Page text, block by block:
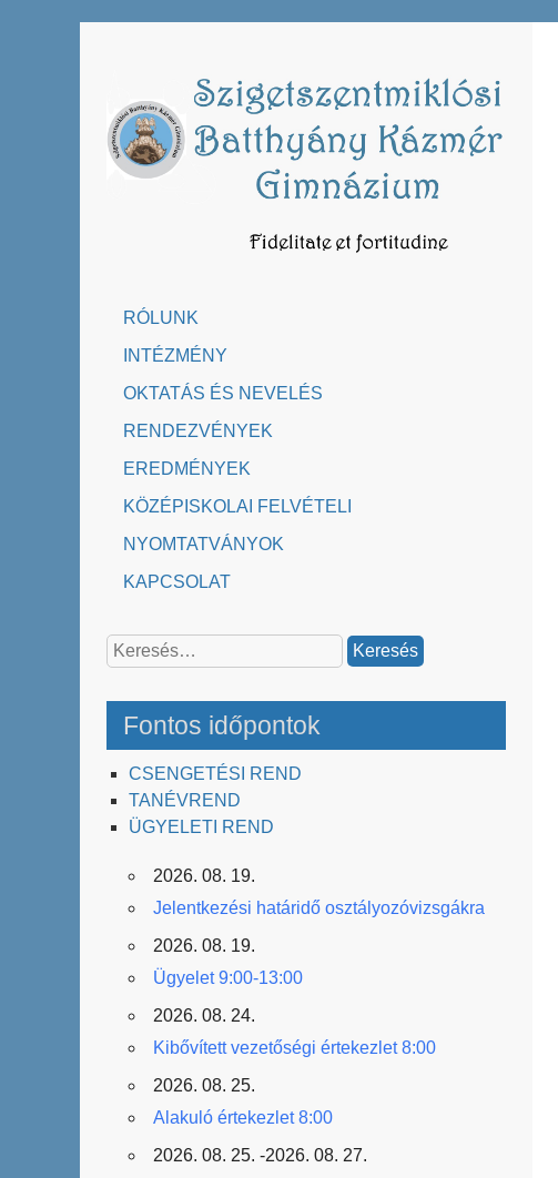
RÓLUNK
INTÉZMÉNY
OKTATÁS ÉS NEVELÉS
RENDEZVÉNYEK
EREDMÉNYEK
KÖZÉPISKOLAI FELVÉTELI
NYOMTATVÁNYOK
KAPCSOLAT
Keresés:
Fontos időpontok
CSENGETÉSI REND
TANÉVREND
ÜGYELETI REND
2026. 08. 19.
Jelentkezési határidő osztályozóvizsgákra
2026. 08. 19.
Ügyelet 9:00-13:00
2026. 08. 24.
Kibővített vezetőségi értekezlet 8:00
2026. 08. 25.
Alakuló értekezlet 8:00
2026. 08. 25. -2026. 08. 27.